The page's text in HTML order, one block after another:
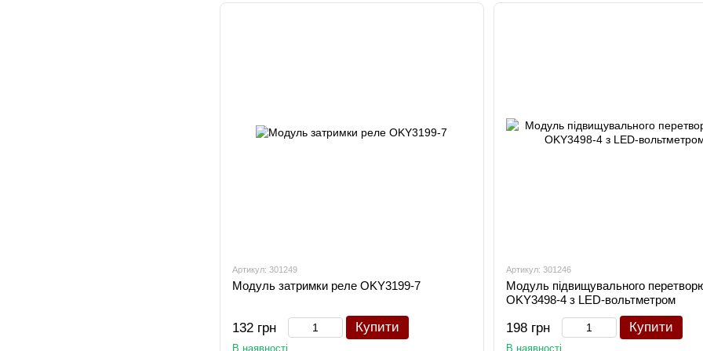
Артикул: 301249
Модуль затримки реле OKY3199-7
132 грн Купити
В наявності
Артикул: 301246
Модуль підвищувального
OKY3498-4 з LED-вольтметром
198 грн Купити
В наявності